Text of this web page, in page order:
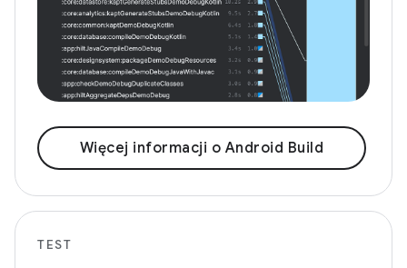
Więcej informacji o Android Build
TEST